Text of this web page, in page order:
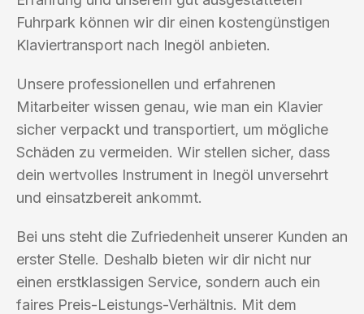
Fuhrpark können wir dir einen kostengünstigen
Klaviertransport nach Inegöl anbieten.
Unsere professionellen und erfahrenen
Mitarbeiter wissen genau, wie man ein Klavier
sicher verpackt und transportiert, um mögliche
Schäden zu vermeiden. Wir stellen sicher, dass
dein wertvolles Instrument in Inegöl unversehrt
und einsatzbereit ankommt.
Bei uns steht die Zufriedenheit unserer Kunden an
erster Stelle. Deshalb bieten wir dir nicht nur
einen erstklassigen Service, sondern auch ein
faires Preis-Leistungs-Verhältnis. Mit dem